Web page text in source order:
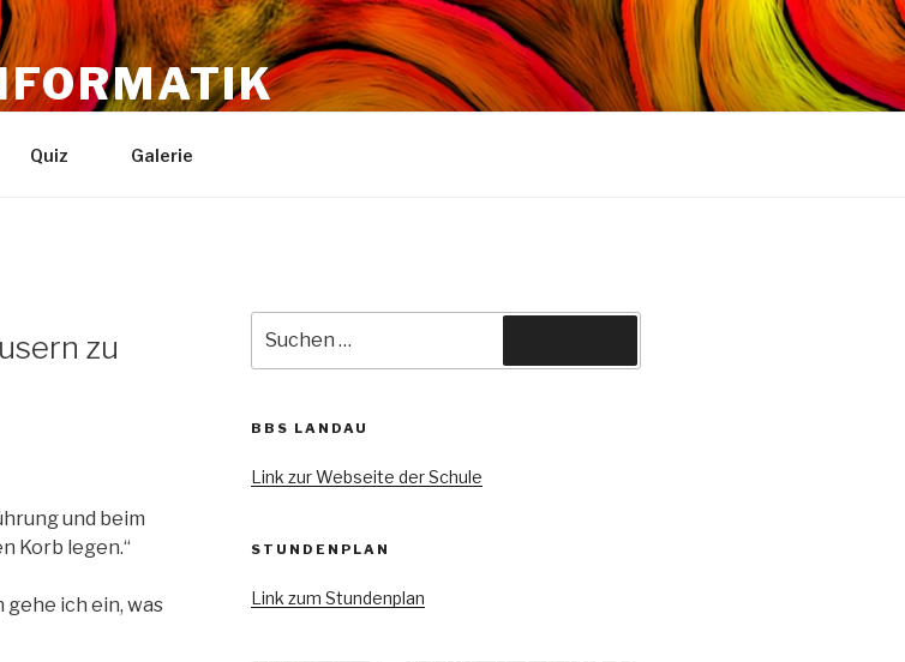
Quiz Galerie
zu
und beim
Korb legen.“
ich ein, was
nach:
BBS LANDAU
Link zur Webseite der Schule
STUNDENPLAN
Link zum Stundenplan